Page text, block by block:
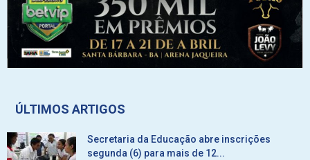
ÚLTIMOS ARTIGOS
Secretaria da Educação abre inscrições
segunda (6) para mais de 12...